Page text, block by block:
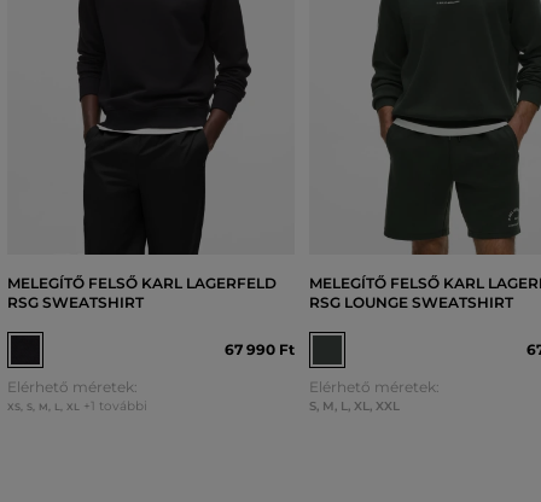
MELEGÍTŐ FELSŐ KARL LAGERFELD
RSG SWEATSHIRT
67 990 Ft
Elérhető méretek:
XS S M L XL +1 további
MELEGÍTŐ FELSŐ KARL
RSG LOUNGE SWEATSHIRT
Elérhető méretek:
S, M, L, XL, XXL